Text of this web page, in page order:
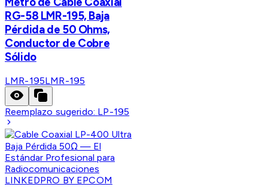
RG-58 LMR-195, Baja
Pérdida de 50 Ohms,
Conductor de Cobre
Sólido
LMR-195LMR-195
Reemplazo sugerido: LP-195
LINKEDPRO BY EPCOM